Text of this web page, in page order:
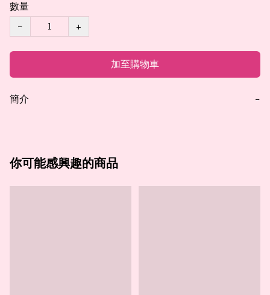
數量
−
+
加至購物車
簡介 −
你可能感興趣的商品